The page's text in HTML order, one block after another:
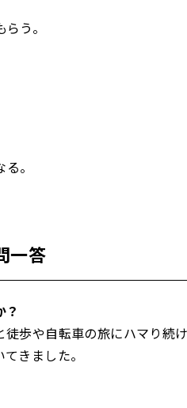
う。
。
一答
歩や自転車の旅にハマり続
きました。